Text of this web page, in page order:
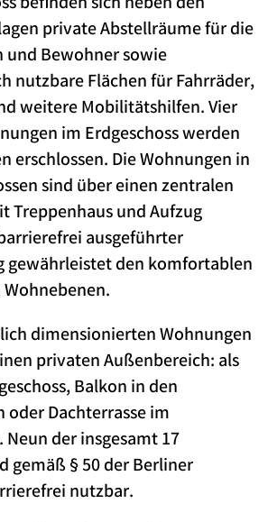
private Abstellräume für die
Bewohner sowie
nutzbare Flächen für Fahrräder,
weitere Mobilitätshilfen. Vier
im Erdgeschoss werden
erschlossen. Die Wohnungen in
sind über einen zentralen
Treppenhaus und Aufzug
ausgeführter
gewährleistet den komfortablen
dimensionierten Wohnungen
privaten Außenbereich: als
Balkon in den
oder Dachterrasse im
Neun der insgesamt 17
gemäß § 50 der Berliner
nutzbar.